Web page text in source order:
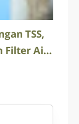
TSS,
Filter Air